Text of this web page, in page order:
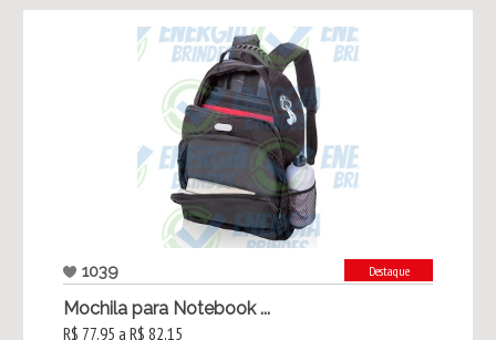
1039 Destaque
Mochila para Notebook ...
R$ 77,95 a R$ 82,15